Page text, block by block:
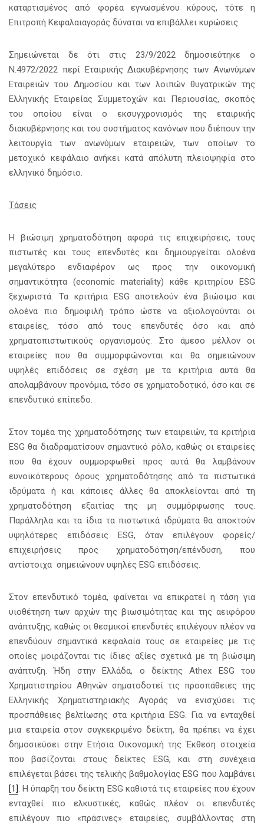
καταρτισμένος από φορέα εγνωσμένου κύρους, τότε η
Επιτροπή Κεφαλαιαγοράς δύναται να επιβάλλει κυρώσεις.
Σημειώνεται δε ότι στις 23/9/2022 δημοσιεύτηκε ο
Ν.4972/2022 περί Εταιρικής Διακυβέρνησης των Ανωνύμων
Εταιρειών του Δημοσίου και των λοιπών θυγατρικών της
Ελληνικής Εταιρείας Συμμετοχών και Περιουσίας, σκοπός
του οποίου είναι ο εκσυγχρονισμός της εταιρικής
διακυβέρνησης και του συστήματος κανόνων που διέπουν την
λειτουργία των ανωνύμων εταιρειών, των οποίων το
μετοχικό κεφάλαιο ανήκει κατά απόλυτη πλειοψηφία στο
ελληνικό δημόσιο.
Τάσεις
Η βιώσιμη χρηματοδότηση αφορά τις επιχειρήσεις, τους
πιστωτές και τους επενδυτές και δημιουργείται ολοένα
μεγαλύτερο ενδιαφέρον ως προς την οικονομική
σημαντικότητα (economic materiality) κάθε κριτηρίου ESG
ξεχωριστά. Τα κριτήρια ESG αποτελούν ένα βιώσιμο και
ολοένα πιο δημοφιλή τρόπο ώστε να αξιολογούνται οι
εταιρείες, τόσο από τους επενδυτές όσο και από
χρηματοπιστωτικούς οργανισμούς. Στο άμεσο μέλλον οι
εταιρείες που θα συμμορφώνονται και θα σημειώνουν
υψηλές επιδόσεις σε σχέση με τα κριτήρια αυτά θα
απολαμβάνουν προνόμια, τόσο σε χρηματοδοτικό, όσο και σε
επενδυτικό επίπεδο.
Στον τομέα της χρηματοδότησης των εταιρειών, τα κριτήρια
ESG θα διαδραματίσουν σημαντικό ρόλο, καθώς οι εταιρείες
που θα έχουν συμμορφωθεί προς αυτά θα λαμβάνουν
ευνοϊκότερους όρους χρηματοδότησης από τα πιστωτικά
ιδρύματα ή και κάποιες άλλες θα αποκλείονται από τη
χρηματοδότηση εξαιτίας της μη συμμόρφωσης τους.
Παράλληλα και τα ίδια τα πιστωτικά ιδρύματα θα αποκτούν
υψηλότερες επιδόσεις ESG, όταν επιλέγουν φορείς/
επιχειρήσεις προς χρηματοδότηση/επένδυση, που
αντίστοιχα σημειώνουν υψηλές ESG επιδόσεις.
Στον επενδυτικό τομέα, φαίνεται να επικρατεί η τάση για
υιοθέτηση των αρχών της βιωσιμότητας και της αειφόρου
ανάπτυξης, καθώς οι θεσμικοί επενδυτές επιλέγουν πλέον να
επενδύουν σημαντικά κεφαλαία τους σε εταιρείες με τις
οποίες μοιράζονται τις ίδιες αξίες σχετικά με τη βιώσιμη
ανάπτυξη. Ήδη στην Ελλάδα, ο δείκτης Athex ESG του
Χρηματιστηρίου Αθηνών σηματοδοτεί τις προσπάθειες της
Ελληνικής Χρηματιστηριακής Αγοράς να ενισχύσει τις
προσπάθειες βελτίωσης στα κριτήρια ESG. Για να ενταχθεί
μια εταιρεία στον συγκεκριμένο δείκτη, θα πρέπει να έχει
δημοσιεύσει στην Ετήσια Οικονομική της Έκθεση στοιχεία
που βασίζονται στους δείκτες ESG, και στη συνέχεια
επιλέγεται βάσει της τελικής βαθμολογίας ESG που λαμβάνει
[1]. Η ύπαρξη του δείκτη ESG καθιστά τις εταιρείες που έχουν
ενταχθεί πιο ελκυστικές, καθώς πλέον οι επενδυτές
επιλέγουν πιο «πράσινες» εταιρείες, συμβάλλοντας στη